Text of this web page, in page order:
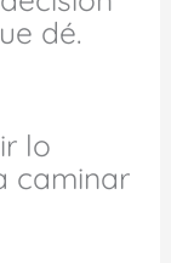
dé.
lo
caminar